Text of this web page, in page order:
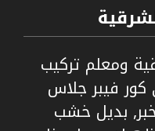
ومعلم تركيب
فيبر جلاس
بديل خشب